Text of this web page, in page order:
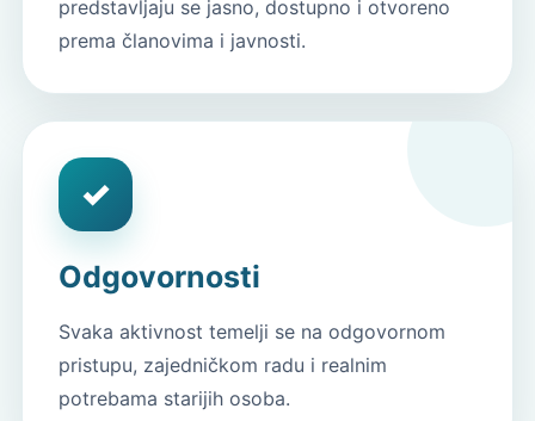
predstavljaju se jasno, dostupno i otvoreno
prema članovima i javnosti.
✓
Odgovornosti
Svaka aktivnost temelji se na odgovornom
pristupu, zajedničkom radu i realnim
potrebama starijih osoba.